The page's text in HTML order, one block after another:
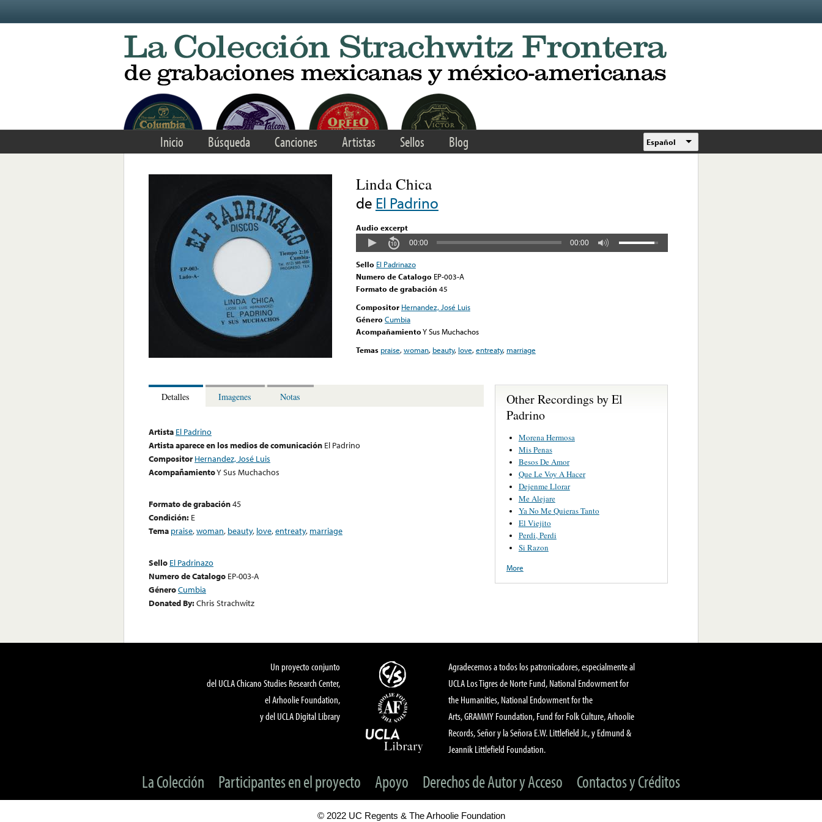
Inicio Búsqueda Canciones Artistas Sellos Blog Español
Linda Chica
de El Padrino
Audio excerpt
00:00 00:00
Sello El Padrinazo
Numero de Catalogo EP-003-A
Formato de grabación 45
Compositor Hernandez, José Luis
Género Cumbia
AcompañamientoY Sus Muchachos
Temas praise,woman, beauty, love,entreaty, marriage
Detalles Imagenes Notas
Artista El Padrino
Artista aparece en los medios de comunicación El Padrino
Compositor Hernandez, José Luis
AcompañamientoY Sus Muchachos
Formato de grabación45
Condición: E
Tema praise,woman, beauty, love,entreaty, marriage
Sello El Padrinazo
Numero de Catalogo EP-003-A
GéneroCumbia
Donated By:Chris Strachwitz
Other Recordings by El
Padrino
Morena Hermosa
Mis Penas
Besos De Amor
Que Le Voy A Hacer
Dejenme Llorar
Me Alejare
Ya No Me Quieras Tanto
El Viejito
Perdi, Perdi
Si Razon
More
Un proyecto conjunto
del UCLA Chicano Studies Research Center,
el Arhoolie Foundation,
y del UCLA Digital Library
Agradecemos a todos los patronicadores, especialmente al
UCLA Los Tigres de Norte Fund, National Endowment for
the Humanities, National Endowment for the
Arts, GRAMMY Foundation, Fund for Folk Culture, Arhoolie
Records, Señor y la Señora E.W. Littlefield Jr., y Edmund &
Jeannik Littlefield Foundation.
La Colección Participantes en el proyecto Apoyo Derechos de Autor y Acceso Contactos y Créditos
© 2022 UC Regents & The Arhoolie Foundation